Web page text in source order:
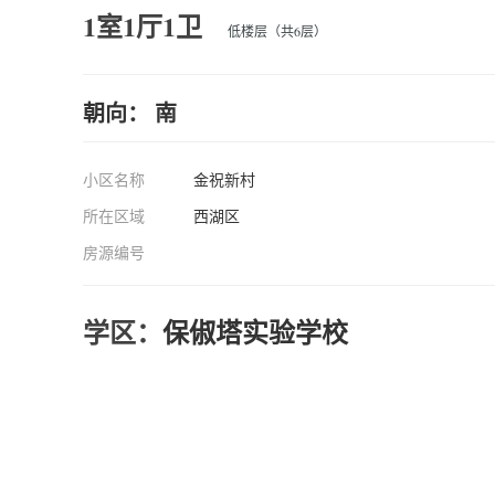
1室1厅1卫 低楼层（共6层）
朝向： 南
小区名称
金祝新村
所在区域
西湖区
房源编号
学区：保俶塔实验学校